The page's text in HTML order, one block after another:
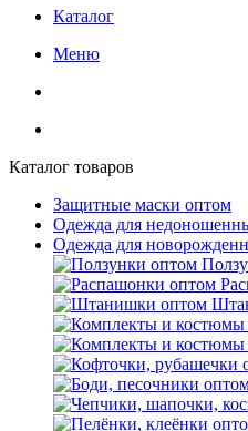
Каталог
Меню
Каталог товаров
Защитные маски оптом
Одежда для
Одежда для